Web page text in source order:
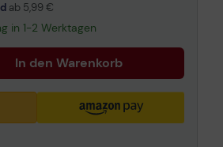
ab 5,99 €
in 1-2 Werktagen
In den Warenkorb